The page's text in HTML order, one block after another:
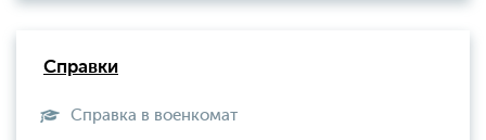
Справки
Справка в военкомат